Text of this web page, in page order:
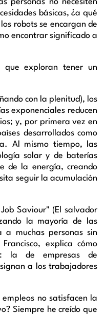
personas no necesiten
básicas, ¿a qué
robots se encargan de
encontrar significado a
que exploran tener un
con la plenitud), los
exponenciales reducen
y, por primera vez en
desarrollados como
Al mismo tiempo, las
solar y de baterías
de la energía, creando
seguir la acumulación
Job Saviour" (El salvador
la mayoría de las
muchas personas sin
explica cómo
la de empresas de
a los trabajadores
empleos no satisfacen la
Siempre he creído que